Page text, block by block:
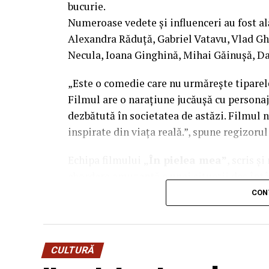
Co-finanțatori:C&C HOUSE
FREON
PALACE; ȘERBAN & ASOCIAȚII;
MERLIN’S; DOWNTOWN FITNESS
PESCAR; UNIVERSITATEA DE ȘTIINȚE
BUCUREȘTI
RESORT – JURILOVCA; SCEMTOVICI &
Partener social: Asociația „România
Distribuitor:
bucurie.
Numeroase vedete și influenceri au fost
Alexandra Răduță, Gabriel Vatavu, Vlad
Necula, Ioana Ginghină, Mihai Găinușă,
„Este o comedie care nu urmărește
Filmul are o narațiune jucăușă cu
dezbătută în societatea de astăzi.
inspirate din viața reală.”, spune regizorul
abordare amuzantă a unei situații des
mai greu/ mai ușor. În urma unei
sfârșit, după multe peripeții, într-un
despre relațiile lor, lăsând deoparte
încerca să comunice mai bine între ei.
CULTURĂ